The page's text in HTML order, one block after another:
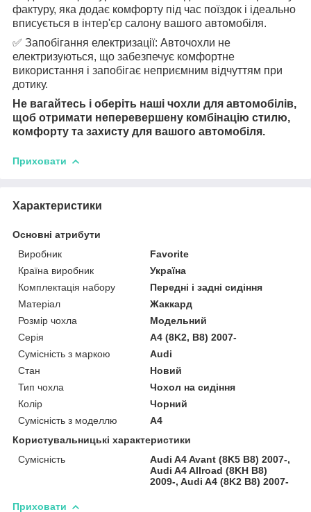
фактуру, яка додає комфорту під час поїздок і ідеально
вписується в інтер'єр салону вашого автомобіля.
✅ Запобігання електризації: Авточохли не
електризуються, що забезпечує комфортне
використання і запобігає неприємним відчуттям при
дотику.
Не вагайтесь і оберіть наші чохли для автомобілів,
щоб отримати неперевершену комбінацію стилю,
комфорту та захисту для вашого автомобіля.
Приховати
Характеристики
Основні атрибути
Виробник
Favorite
Країна виробник
Україна
Комплектація набору
Передні і задні сидіння
Матеріал
Жаккард
Розмір чохла
Модельний
Серія
A4 (8K2, B8) 2007-
Сумісність з маркою
Audi
Стан
Новий
Тип чохла
Чохол на сидіння
Колір
Чорний
Сумісність з моделлю
A4
Користувальницькі характеристики
Сумісність
Audi A4 Avant (8K5 B8) 2007-,
Audi A4 Allroad (8KH B8)
2009-, Audi A4 (8K2 B8) 2007-
Приховати